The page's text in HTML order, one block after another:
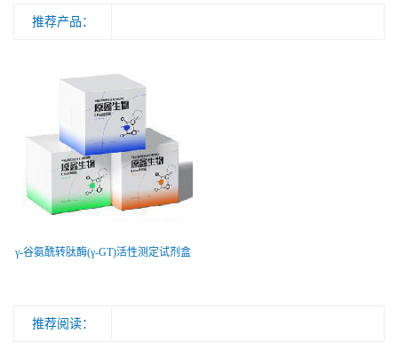
推荐产品：
γ-谷氨酰转肽酶(γ-GT)活性测定试剂盒
推荐阅读：